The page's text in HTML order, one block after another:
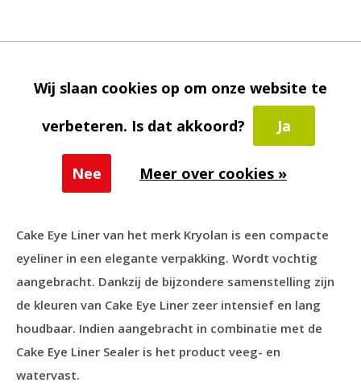
Delen
Cake Eye Liner van het merk Kryolan is een compacte
eyeliner in een elegante verpakking. Wordt vochtig
aangebracht. Dankzij de bijzondere samenstelling zijn
de kleuren van Cake Eye Liner zeer intensief en lang
houdbaar. Indien aangebracht in combinatie met de
Cake Eye Liner Sealer is het product veeg- en
watervast.
Wij slaan cookies op om onze website te
verbeteren. Is dat akkoord?
Ja
Nee Meer over cookies »